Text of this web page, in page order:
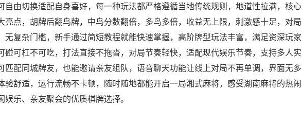
自由切换适配自身喜好，每一种玩法都严格遵循当地传统规则，地道性拉满，核心
亮点，胡牌后翻鸟牌，中鸟分数翻倍，多鸟多倍，收益无上限，刺激感十足，对局
无复杂门槛，新手通过简短教程就能快速掌握，高阶牌型玩法丰富，满足资深玩家
碰可杠不可吃，打法直接不拖沓，对局节奏轻快，适配现代娱乐节奏，支持多人实
匹配同城牌友，也能邀请亲友组队，语音聊天功能让线上对局不再单调，界面无多
验舒适，运行流畅不卡顿，随时随地都能开启一局湘式麻将，感受湖南麻将的热闹
娱乐、亲友聚会的优质棋牌选择。